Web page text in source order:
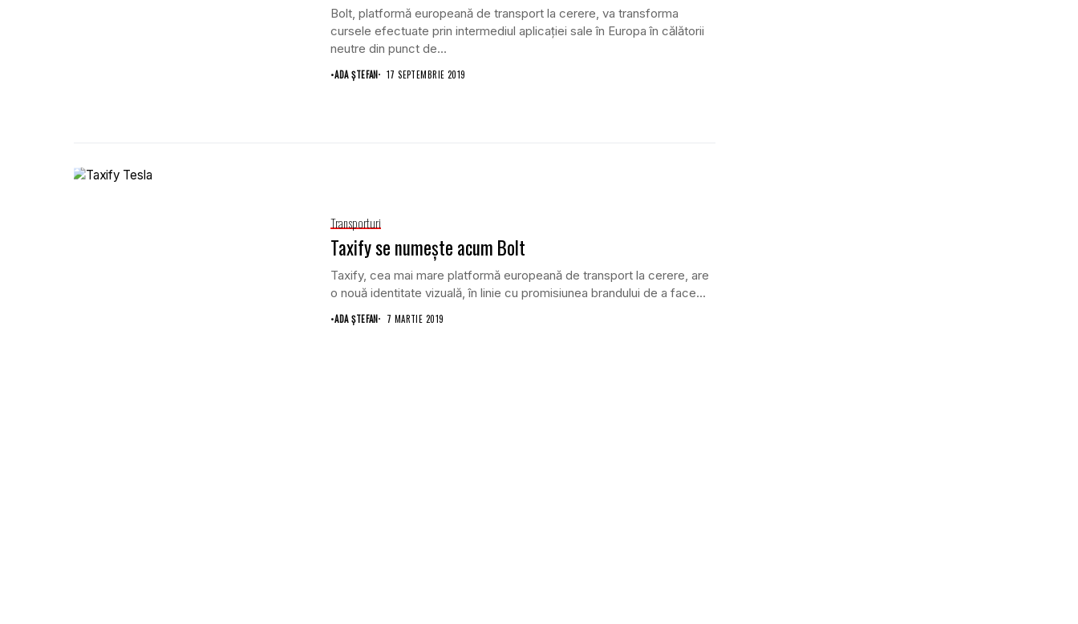
Bolt, platformă europeană de transport la cerere, va transforma
cursele efectuate prin intermediul aplicaţiei sale în Europa în călătorii
neutre din punct de...
•ADA ȘTEFAN 17 SEPTEMBRIE 2019
Transporturi
Taxify se numeşte acum Bolt
Taxify, cea mai mare platformă europeană de transport la cerere, are
o nouă identitate vizuală, în linie cu promisiunea brandului de a face...
•ADA ȘTEFAN 7 MARTIE 2019